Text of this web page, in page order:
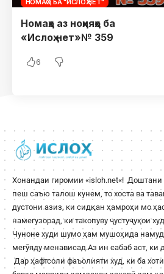
Номаҳо аз ноҳияҳо ба
«Ислоҳ.нет»№ 359
6
Хонандаи гиромии «isloh.net«! Доштани
пеш саъю талош кунем, то хоста ва
дустони азиз, ки сидқан ҳамроҳи мо
намегузорад, ки такопуву ҷустуҷуҳои
Чуноне худи шумо ҳам мушоҳида
мегӯяду менависад.Аз ин сабаб аст, ки
Дар ҳафтсоли фаъолияти худ, ки ба